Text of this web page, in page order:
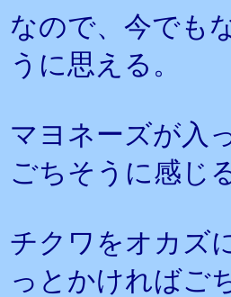
なので、今でも
うに思える。
マヨネーズが入
ごちそうに感じ
チクワをオカズ
っとかければご